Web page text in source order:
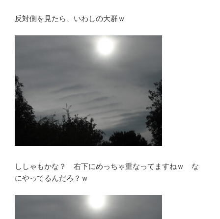
反対側を見たら、いわしの大群ｗ
ししゃもかな？ 右下にめっちゃ重なってますねｗ な
にやってるんだろ？ｗ